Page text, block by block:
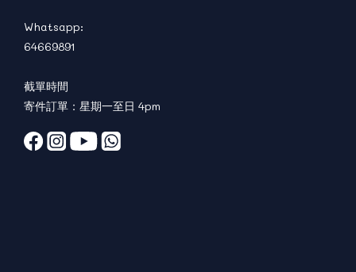
Whatsapp:
64669891
截單時間
寄件訂單：星期一至日 4pm